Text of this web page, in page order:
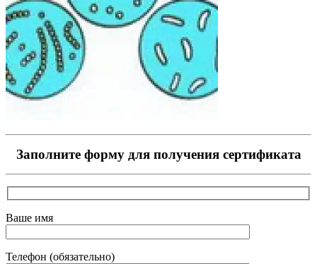
Заполните форму для получения сертификата
Ваше имя
Телефон (обязательно)